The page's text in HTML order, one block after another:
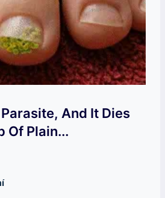
And It Dies
Of Plain...